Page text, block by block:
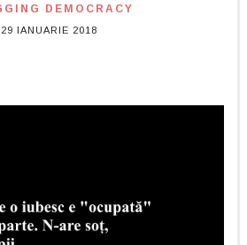
DEMOCRACY
29 IANUARIE 2018